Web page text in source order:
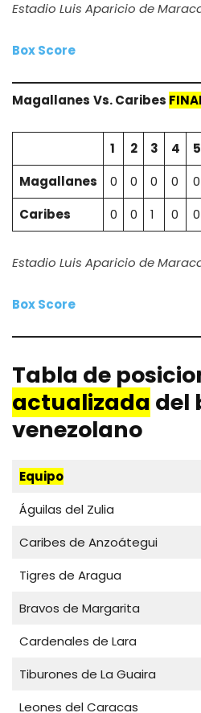
Estadio Luis Aparicio de
Box Score
Magallanes Vs.Caribes
1 2 3 4 5
Magallanes
0 0 0 0 0
Caribes
0 0 1 0 0
Estadio Luis Aparicio de
Box Score
Tabla de
actualizada del
venezolano
Equipo
Águilas del Zulia
Caribes de Anzoátegui
Tigres de Aragua
Bravos de Margarita
Cardenales de Lara
Tiburones de La Guaira
Leones del Caracas